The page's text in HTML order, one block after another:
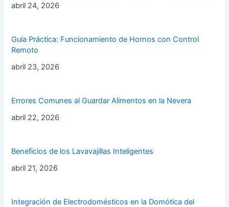
abril 24, 2026
Guía Práctica: Funcionamiento de Hornos con Control
Remoto
abril 23, 2026
Errores Comunes al Guardar Alimentos en la Nevera
abril 22, 2026
Beneficios de los Lavavajillas Inteligentes
abril 21, 2026
Integración de Electrodomésticos en la Domótica del